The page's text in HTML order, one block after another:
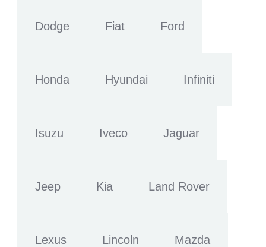
Dodge Fiat Ford
Honda Hyundai Infiniti
Isuzu Iveco Jaguar
Jeep Kia Land Rover
Lexus Lincoln Mazda